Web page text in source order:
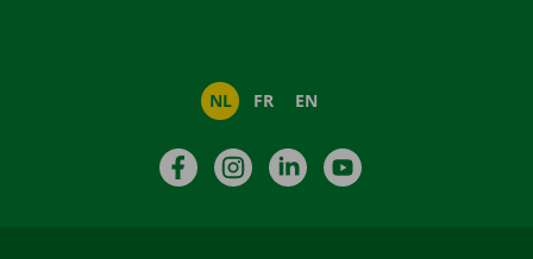
NL FR EN
FacebookInstagramLinkedIn